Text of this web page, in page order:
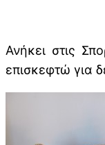
Ανήκει στις
επισκεφτώ για